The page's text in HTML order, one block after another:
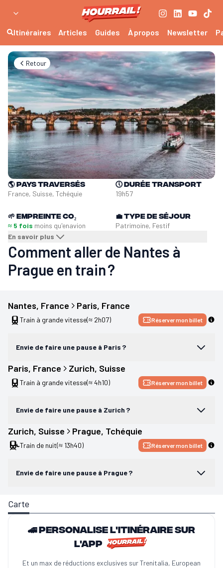
Itinéraires Articles Guides À propos Newsletter
Retour
🌎Pays traversés
France, Suisse, Tchéquie
🕔Durée transport
19h57
🌱 Empreinte CO₂
≈ 5 fois moins qu'enavion
En savoir plus
💼Type de séjour
Patrimoine, Festif
Comment aller de Nantes à
Prague en train ?
Nantes, France Paris, France
Train à grande vitesse(≈ 2h07) Réserver mon billet
Envie de faire une pause à Paris ?
Paris, France Zurich, Suisse
Train à grande vitesse(≈ 4h10) Réserver mon billet
Envie de faire une pause à Zurich ?
Zurich, Suisse Prague, Tchéquie
Train de nuit(≈ 13h40) Réserver mon billet
Envie de faire une pause à Prague ?
Carte
🚄 Personalise l'itinéraire sur
l'app
Et un max de réductions exclusives sur Trenitalia, European